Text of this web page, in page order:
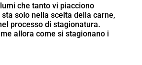
che tanto vi piacciono
solo nella scelta della carne,
processo di stagionatura.
allora come si stagionano i